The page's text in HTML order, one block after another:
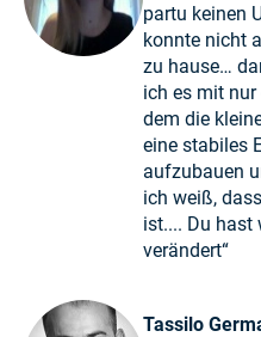
partu keinen
konnte nicht
zu hause…
ich es mit
dem die
eine stabiles
aufzubauen
ich weiß,
ist.... Du hast
verändert“
Tassilo